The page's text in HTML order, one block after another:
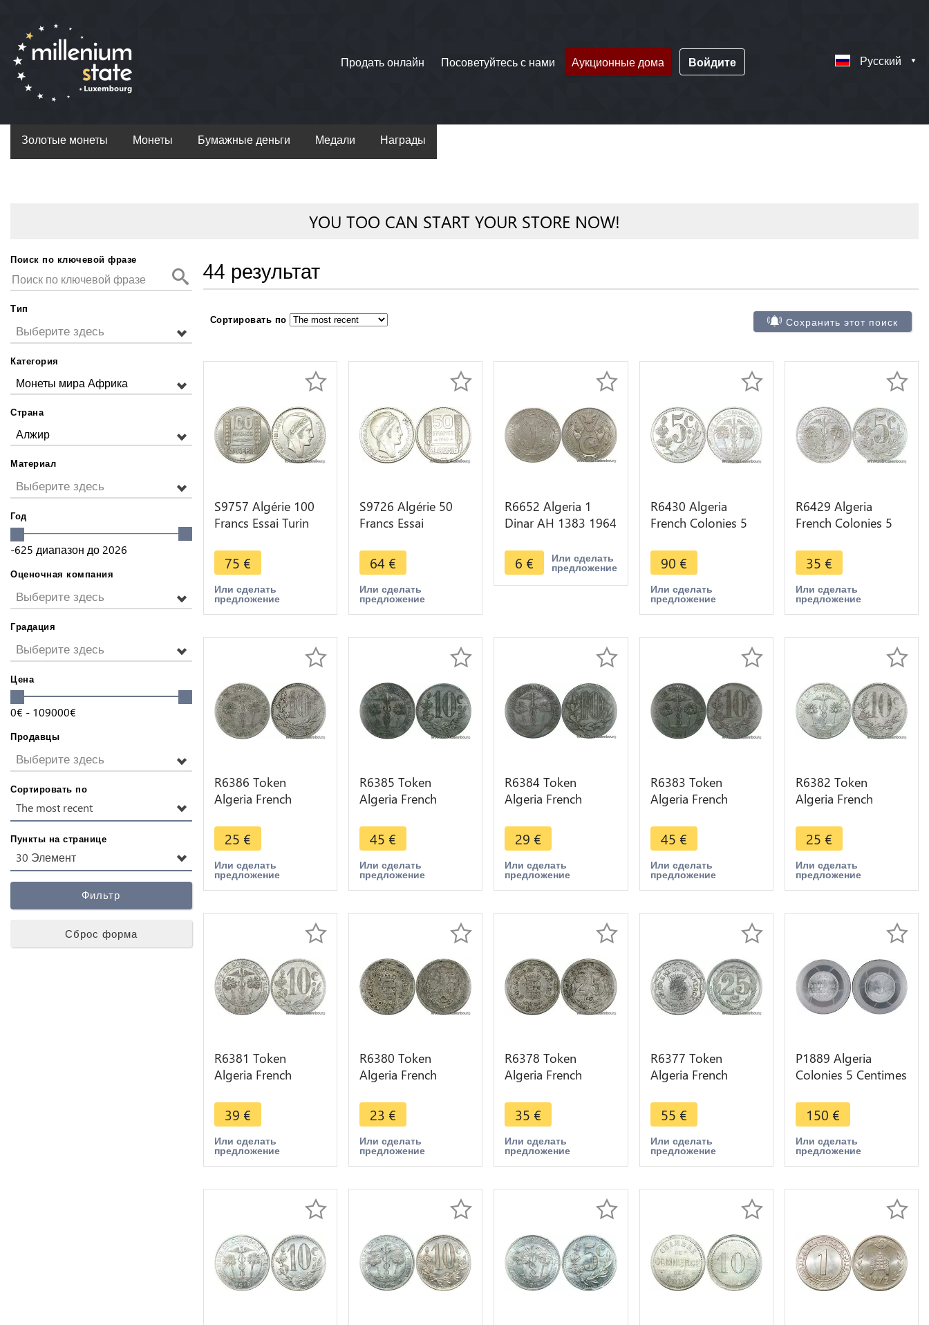
Продать онлайн Посоветуйтесь с нами Аукционные дома Войдите Русский
Золотые монеты Монеты Бумажные деньги Медали Награды
YOU TOO CAN START YOUR STORE NOW!
Поиск по ключевой фразе
Тип
Выберите здесь
Категория
Монеты мира Африка
Страна
Алжир
Материал
Выберите здесь
Год
-625 диапазон до 2026
Оценочная компания
Выберите здесь
Градация
Выберите здесь
Цена
0€ - 109000€
Продавцы
Выберите здесь
Сортировать по
The most recent
Пункты на странице
30 Элемент
Фильтр
Сброс форма
44 результат
Сортировать по Сохранить этот поиск
S9757 Algérie 100
Francs Essai Turin
-> Faire Offre
75 €
Или сделать
предложение
S9726 Algérie 50
Francs Essai
FDC -> Faire Offre
64 €
Или сделать
предложение
R6652 Algeria 1
Dinar AH 1383 1964
6 € Или сделать
предложение
R6430 Algeria
French Colonies 5
Commerce 1916
UNC -> Make offer
90 €
Или сделать
предложение
R6429 Algeria
French Colonies 5
Commerce 1916
AU+ -> Make offer
35 €
Или сделать
предложение
R6386 Token
Algeria French
Centimes Chambre
Commerce 1921
Alger
25 €
Или сделать
предложение
R6385 Token
Algeria French
Centimes Chambre
Commerce 1917
Alger AU
45 €
Или сделать
предложение
R6384 Token
Algeria French
Centimes Chambre
Commerce 1917
Alger
29 €
Или сделать
предложение
R6383 Token
Algeria French
Centimes Chambre
Commerce 1917
Alger AU
45 €
Или сделать
предложение
R6382 Token
Algeria French
Centimes Chambre
Commerce 1921
Alger
25 €
Или сделать
предложение
R6381 Token
Algeria French
Centimes Chambre
Commerce 1916
Alger AU
39 €
Или сделать
предложение
R6380 Token
Algeria French
Centimes Chambre
Commerce 1922
Oran
23 €
Или сделать
предложение
R6378 Token
Algeria French
Centimes Chambre
Commerce 1922
Oran
35 €
Или сделать
предложение
R6377 Token
Algeria French
Centimes Chambre
Commerce 1922
Oran AU
55 €
Или сделать
предложение
P1889 Algeria
Colonies 5 Centimes
1915 PCGS MS64
150 €
Или сделать
предложение